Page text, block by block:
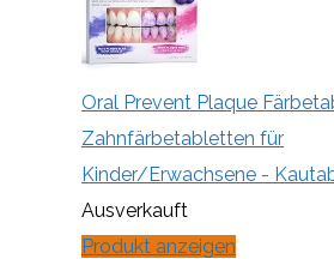
Oral Prevent Plaque
Zahnfärbetabletten für
Kinder/Erwachsene -
Ausverkauft
Produkt anzeigen